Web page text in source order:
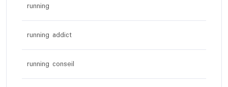
running
running addict
running conseil